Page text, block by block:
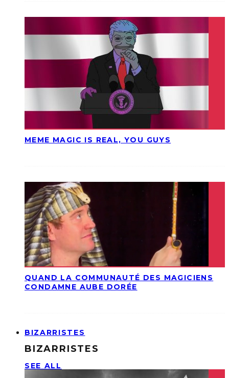
MEME MAGIC IS REAL, YOU GUYS
QUAND LA COMMUNAUTÉ DES MAGICIENS
CONDAMNE AUBE DORÉE
BIZARRISTES
BIZARRISTES
SEE ALL